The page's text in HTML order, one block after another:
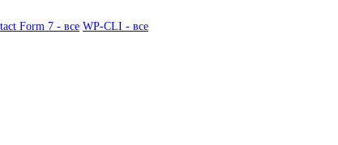
Form 7 - все WP-CLI - все